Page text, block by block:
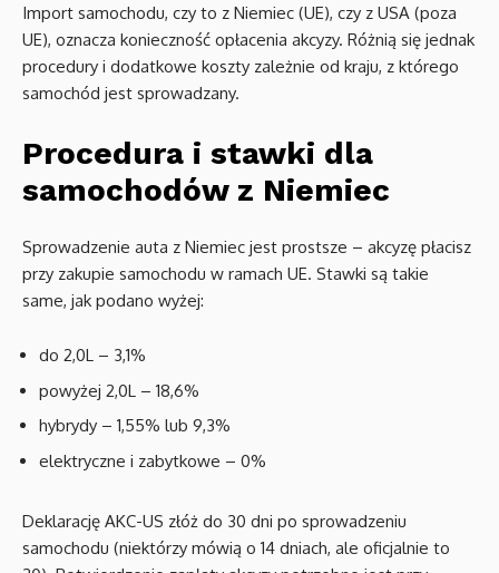
Import samochodu, czy to z Niemiec (UE), czy z USA (poza
UE), oznacza konieczność opłacenia akcyzy. Różnią się jednak
procedury i dodatkowe koszty zależnie od kraju, z którego
samochód jest sprowadzany.
Procedura i stawki dla
samochodów z Niemiec
Sprowadzenie auta z Niemiec jest prostsze – akcyzę płacisz
przy zakupie samochodu w ramach UE. Stawki są takie
same, jak podano wyżej:
do 2,0L – 3,1%
powyżej 2,0L – 18,6%
hybrydy – 1,55% lub 9,3%
elektryczne i zabytkowe – 0%
Deklarację AKC-US złóż do 30 dni po sprowadzeniu
samochodu (niektórzy mówią o 14 dniach, ale oficjalnie to